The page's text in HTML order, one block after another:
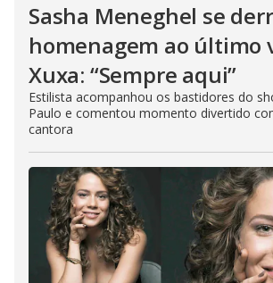
Sasha Meneghel se
homenagem ao último
Xuxa: “Sempre aqui”
Estilista acompanhou os bastidores do
Paulo e comentou momento divertido
cantora